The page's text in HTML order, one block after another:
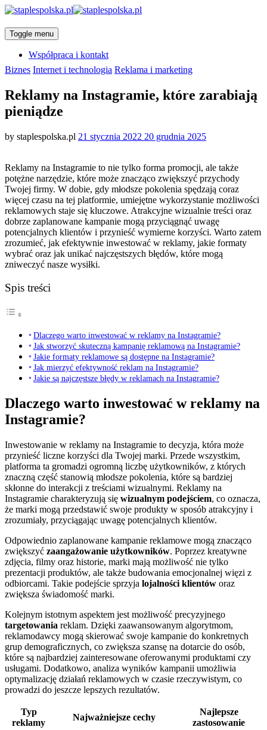
Toggle menu
Współpraca i kontakt
Categories
Biznes Internet i technologia Reklama i marketing
Reklamy na Instagramie, które zarabiają
pieniądze
by staplespolska.pl Posted
21 stycznia 2022 20 grudnia 2025
Reklamy na Instagramie to nie tylko forma promocji, ale także
potężne narzędzie, które może znacząco zwiększyć przychody
Twojej firmy. W dobie, gdy młodsze pokolenia spędzają coraz
więcej czasu na tej platformie, umiejętne wykorzystanie możliwości
reklamowych staje się kluczowe. Atrakcyjne wizualnie treści oraz
dobrze zaplanowane kampanie mogą przyciągnąć uwagę
potencjalnych klientów i przynieść wymierne korzyści. Warto zatem
zrozumieć, jak efektywnie inwestować w reklamy, jakie formaty
wybrać oraz jak unikać najczęstszych błędów, które mogą
zniweczyć nasze wysiłki.
Spis treści
Dlaczego warto inwestować w reklamy na Instagramie?
Jak stworzyć skuteczną kampanię reklamową na Instagramie?
Jakie formaty reklamowe są dostępne na Instagramie?
Jak mierzyć efektywność reklam na Instagramie?
Jakie są najczęstsze błędy w reklamach na Instagramie?
Dlaczego warto inwestować w reklamy na
Instagramie?
Inwestowanie w reklamy na Instagramie to decyzja, która może
przynieść liczne korzyści dla Twojej marki. Przede wszystkim,
platforma ta gromadzi ogromną liczbę użytkowników, z których
znaczną część stanowią młodsze pokolenia, które są bardziej
skłonne do interakcji z treściami wizualnymi. Reklamy na
Instagramie charakteryzują się wizualnym podejściem, co oznacza,
że marki mogą przedstawić swoje produkty w sposób atrakcyjny i
zrozumiały, przyciągając uwagę potencjalnych klientów.
Odpowiednio zaplanowane kampanie reklamowe mogą znacząco
zwiększyć zaangażowanie użytkowników. Poprzez kreatywne
zdjęcia, filmy oraz historie, marki mają możliwość nie tylko
prezentacji produktów, ale także budowania emocjonalnej więzi z
odbiorcami. Takie podejście sprzyja lojalności klientów oraz
zwiększa świadomość marki.
Kolejnym istotnym aspektem jest możliwość precyzyjnego
targetowania reklam. Dzięki zaawansowanym algorytmom,
reklamodawcy mogą skierować swoje kampanie do konkretnych
grup demograficznych, co zwiększa szansę na dotarcie do osób,
które są najbardziej zainteresowane oferowanymi produktami czy
usługami. Dodatkowo, analiza wyników kampanii umożliwia
optymalizację działań reklamowych w czasie rzeczywistym, co
prowadzi do jeszcze lepszych rezultatów.
Typ
reklamy
Najważniejsze cechy
Najlepsze
zastosowanie